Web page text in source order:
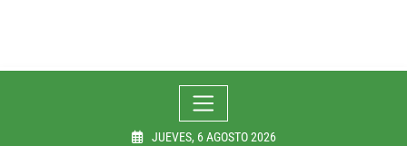
JUEVES, 6 AGOSTO 2026